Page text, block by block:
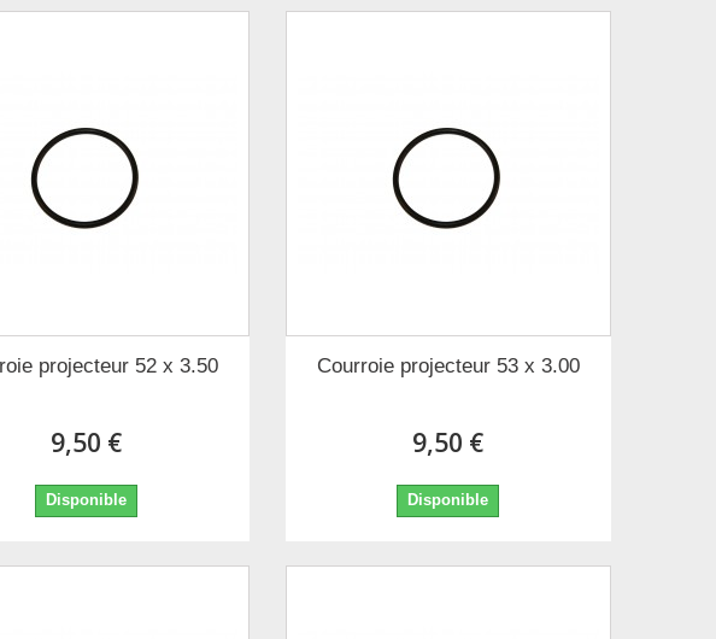
projecteur 52 x 3.50
9,50 €
Disponible
Courroie projecteur 53 x 3.00
9,50 €
Disponible